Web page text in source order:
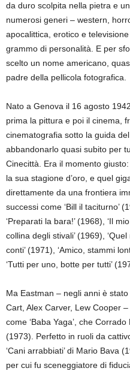
da duro scolpita nella pietra e
numerosi generi – western,
apocalittica, erotico e
grammo di personalità. E per
scelto un nome americano,
padre della pellicola fotografica.
Nato a Genova il 16 agosto
prima la pittura e poi il cinema,
cinematografia sotto la guida
abbandonarlo quasi subito per
Cinecittà. Era il momento
la sua stagione d’oro, e quel
direttamente da una frontiera
successi come ‘Bill il taciturno’
‘Preparati la bara!’ (1968), ‘Il
collina degli stivali’ (1969),
conti’ (1971), ‘Amico, stammi
‘Tutti per uno, botte per tutti’
Ma Eastman – negli anni è
Cart, Alex Carver, Lew Cooper
come ‘Baba Yaga’, che
(1973). Perfetto in ruoli da
‘Cani arrabbiati’ di Mario Bava
per cui fu sceneggiatore di